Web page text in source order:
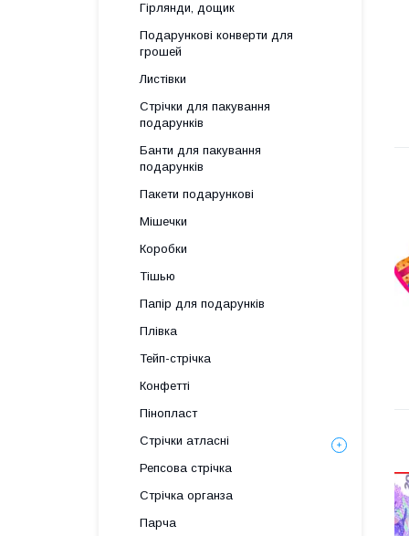
Гірлянди, дощик
Подарункові конверти для
грошей
Листівки
Стрічки для пакування
подарунків
Банти для пакування
подарунків
Пакети подарункові
Мішечки
Коробки
Тішью
Папір для подарунків
Плівка
Тейп-стрічка
Конфетті
Пінопласт
Стрічки атласні
Репсова стрічка
Стрічка органза
Парча